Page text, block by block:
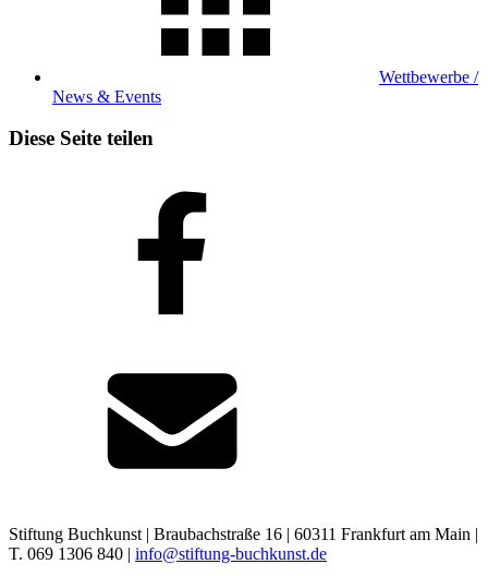
Wettbewerbe /
News & Events
Diese Seite teilen
Stiftung Buchkunst | Braubachstraße 16 | 60311 Frankfurt am Main |
T. 069 1306 840 | info@stiftung-buchkunst.de